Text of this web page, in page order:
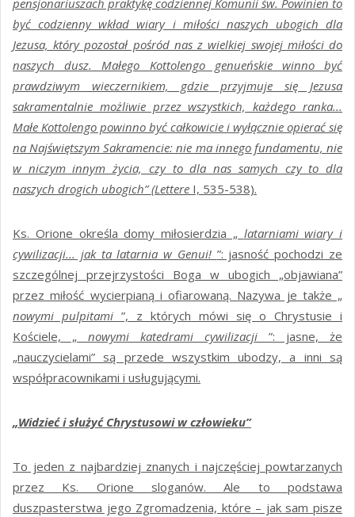
pensjonariuszach praktykę codziennej Komunii św. Powinien to
być codzienny wkład wiary i miłości naszych ubogich dla
Jezusa, który pozostał pośród nas z wielkiej swojej miłości do
naszych dusz. Małego Kottolengo genueńskie winno być
prawdziwym wieczernikiem, gdzie przyjmuje się Jezusa
sakramentalnie możliwie przez wszystkich, każdego ranka...
Małe Kottolengo powinno być całkowicie i wyłącznie opierać się
na Najświętszym Sakramencie: nie ma innego fundamentu, nie
w niczym innym życia, czy to dla nas samych czy to dla
naszych drogich ubogich” (Lettere I, 535-538).
Ks. Orione określa domy miłosierdzia „ latarniami wiary i
cywilizacji... jak ta latarnia w Genui! ”: jasność pochodzi ze
szczególnej przejrzystości Boga w ubogich „objawiana”
przez miłość wycierpianą i ofiarowaną. Nazywa je także „
nowymi pulpitami ”, z których mówi się o Chrystusie i
Kościele, „ nowymi katedrami cywilizacji ”: jasne, że
„nauczycielami” są przede wszystkim ubodzy, a inni są
współpracownikami i usługującymi.
„Widzieć i służyć Chrystusowi w człowieku”
To jeden z najbardziej znanych i najczęściej powtarzanych
przez Ks. Orione sloganów. Ale to podstawa
duszpasterstwa jego Zgromadzenia, które – jak sam pisze